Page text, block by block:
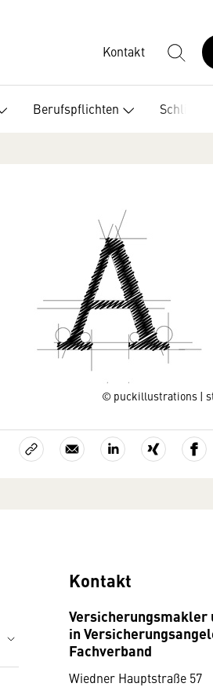
Kontakt
Berufspflichten
© puckillustrations |
Kontakt
Versicherungsmakler
in
Fachverband
Wiedner Hauptstraße 57